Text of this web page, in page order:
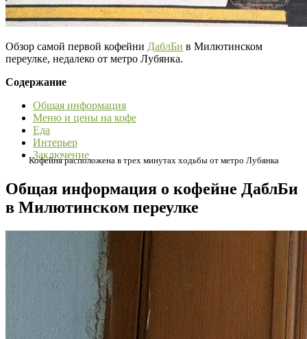
Обзор самой первой кофейни ДаблБи в Милютинском
переулке, недалеко от метро Лубянка.
Содержание
Общая информация
Меню и цены на кофе
Еда
Интерьер
Заключение
Кофейня расположена в трех минутах ходьбы от метро Лубянка
Общая информация о кофейне ДаблБи
в Милютинском переулке